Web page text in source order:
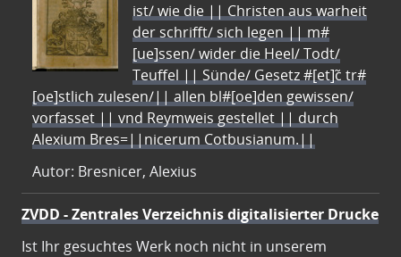
ist/ wie die || Christen aus warheit
der schrifft/ sich legen || m#
[ue]ssen/ wider die Heel/ Todt/
Teuffel || Sünde/ Gesetz #[et]c̃ tr#
[oe]stlich zulesen/|| allen bl#[oe]den gewissen/
vorfasset || vnd Reymweis gestellet || durch
Alexium Bres=||nicerum Cotbusianum.||
Autor: Bresnicer, Alexius
ZVDD - Zentrales Verzeichnis digitalisierter Drucke
Ist Ihr gesuchtes Werk noch nicht in unserem